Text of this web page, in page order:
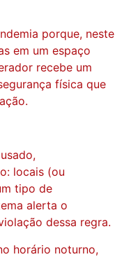
porque, neste
em um espaço
recebe um
física que
locais (ou
tipo de
alerta o
dessa regra.
horário noturno,